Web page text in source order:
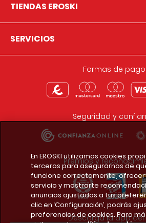
TIENDAS EROSKI
SERVICIOS
Formas de pago:
Seguridad y
Premios y
Descarga la app del
En EROSKI utilizamos cookies
terceros para asegurarnos de
funcione correctamente,
servicio y mostrarte
anuncios ajustados a tus
clic en ‘Configuración’, podrás
preferencias de cookies. Para